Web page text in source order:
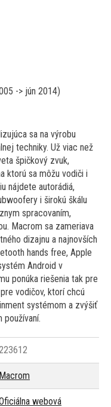
-> jún 2014)
sa na výrobu
techniky. Už viac než
špičkový zvuk,
ktorú sa môžu vodiči i
nájdete autorádiá,
i širokú škálu
spracovaním,
Macrom sa zameriava
dizajnu a najnovších
hands free, Apple
Android v
ponúka riešenia tak pre
vodičov, ktorí chcú
systémom a zvýšiť
Macrom
webová